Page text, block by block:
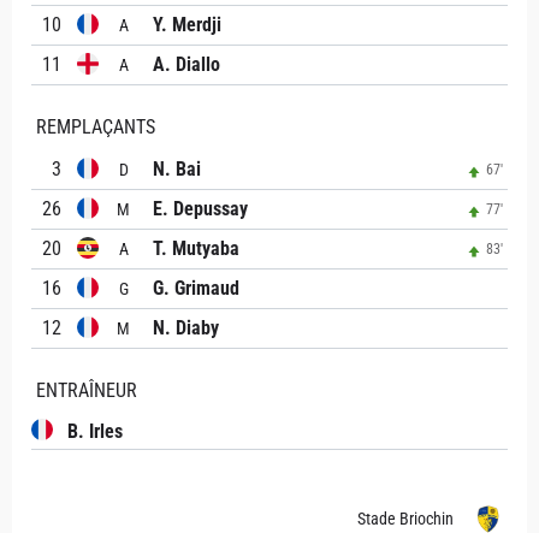
10
A
Y. Merdji
11
A A. Diallo
REMPLAÇANTS
3
D N. Bai 67'
26 M E. Depussay 77'
20 A T. Mutyaba 83'
16 G
G. Grimaud
12
M N. Diaby
ENTRAÎNEUR
B. Irles
Stade Briochin